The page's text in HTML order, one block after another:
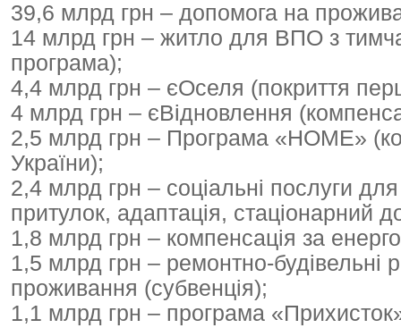
39,6 млрд грн – допомога на
14 млрд грн – житло для ВПО з
програма);
4,4 млрд грн – єОселя (покриття
4 млрд грн – єВідновлення
2,5 млрд грн – Програма «HOME»
України);
2,4 млрд грн – соціальні послуги
притулок, адаптація, стаціонарний
1,8 млрд грн – компенсація за
1,5 млрд грн – ремонтно-будівельні
проживання (субвенція);
1,1 млрд грн – програма